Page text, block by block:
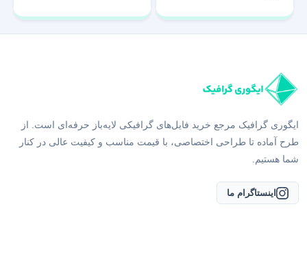
ایگوری گرافیک مرجع خرید فایل‌های گرافیکی لایه‌باز حرفه‌ای است. از
طرح آماده تا طراحی اختصاصی، با قیمت مناسب و کیفیت عالی در کنار
شما هستیم.
اینستاگرام ما